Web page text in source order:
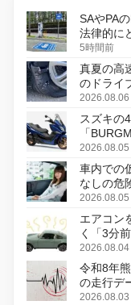
SAやPA
法律的に
5時間前
真夏の高
のドライ
2026.08.06
スズキの
「
変更し、
2026.08.05
車内での
なしの危
2026.08.05
エアコン
く「3分
2026.08.04
令和8年
の走行デ
2026.08.03